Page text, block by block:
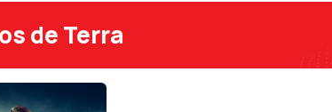
de Terra